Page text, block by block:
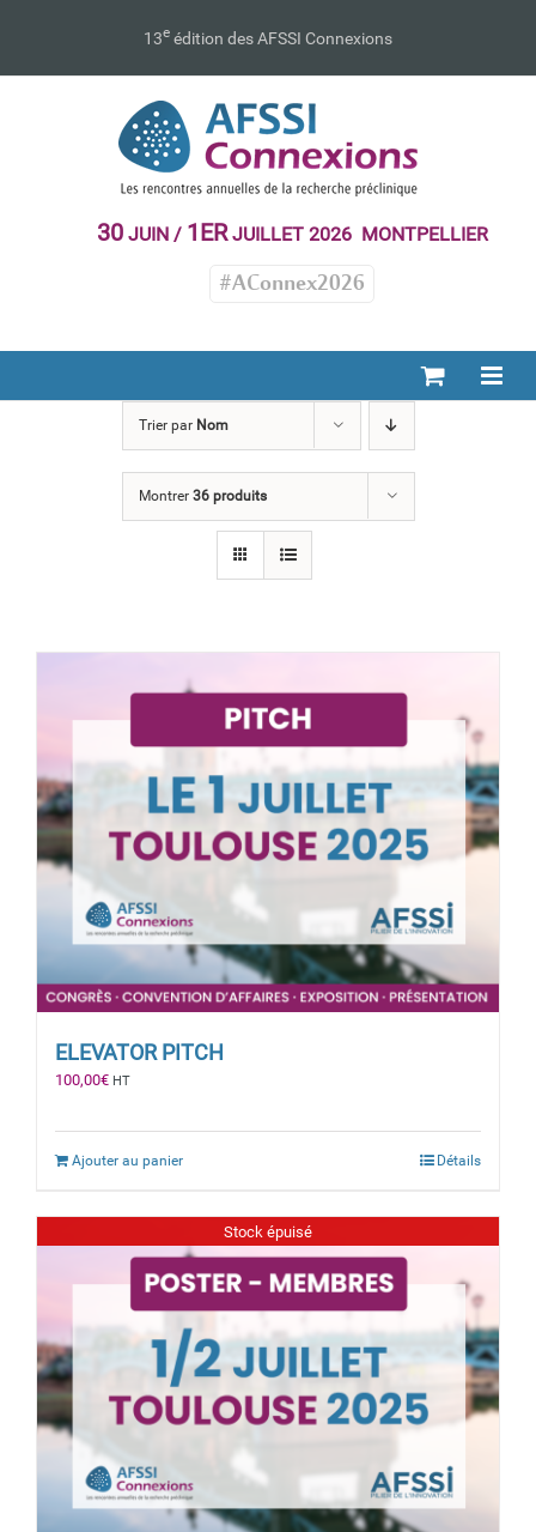
13e édition des AFSSI Connexions
30JUIN / 1ERJUILLET 2026 MONTPELLIER
#AConnex2026
Trier par Nom
Montrer 36 produits
ELEVATOR PITCH
100,00€ HT
Ajouter au panier Détails
Stock épuisé